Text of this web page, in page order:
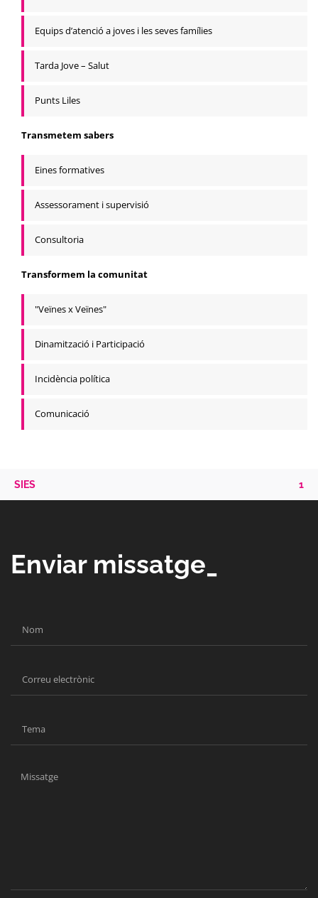
Equips d’atenció a joves i les seves famílies
Tarda Jove – Salut
Punts Liles
Transmetem sabers
Eines formatives
Assessorament i supervisió
Consultoria
Transformem la comunitat
"Veïnes x Veïnes"
Dinamització i Participació
Incidència política
Comunicació
SIES 1
Enviar missatge_